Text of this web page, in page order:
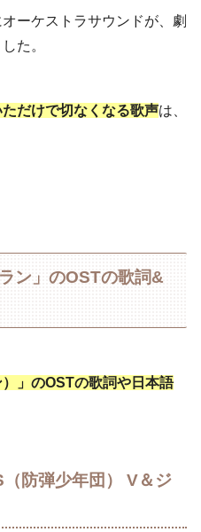
ーケストラサウンドが、劇
た。
ただけで切なくなる歌声は、
ン」のOSTの歌詞&
）」のOSTの歌詞や日本語
防弾少年団） V＆ジ